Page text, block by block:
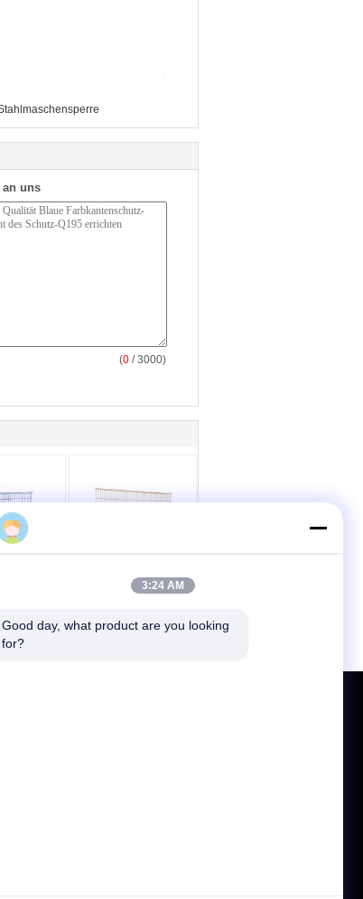
an uns
(0 / 3000)
Rückgangs-
Begrenzungs-
Schaltleiste-Schutz-
3:24 AM
Good day, what product are you looking
for?